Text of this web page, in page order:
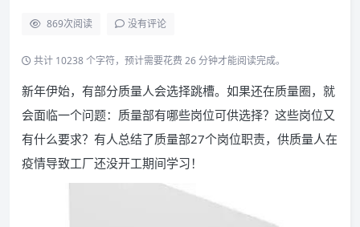
869次阅读 没有评论
共计 10238 个字符，预计需要花费 26 分钟才能阅读完成。
新年伊始，有部分质量人会选择跳槽。如果还在质量圈，就
会面临一个问题：质量部有哪些岗位可供选择？这些岗位又
有什么要求？有人总结了质量部27个岗位职责，供质量人在
疫情导致工厂还没开工期间学习！